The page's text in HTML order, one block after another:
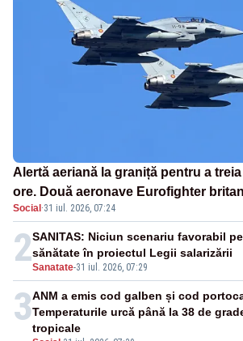
Alertă aeriană la graniță pentru a
ore. Două aeronave Eurofighter
ridicate de la sol
Social ·31 iul. 2026, 07:24
2Sanatate-31 iul. 2026, 07:29
SANITAS: Niciun scenariu favorabil
sănătate în proiectul Legii salarizării
3ANM a emis cod galben și cod
Temperaturile urcă până la 38 de
tropicale